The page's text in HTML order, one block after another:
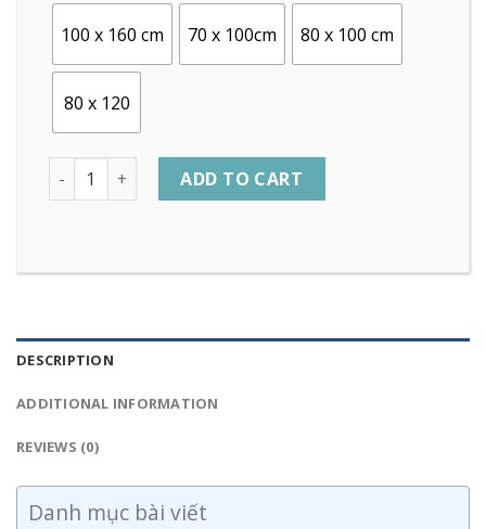
100 x 160 cm 70 x 100cm 80 x 100 cm
80 x 120
Quantity ADD TO CART
DESCRIPTION
ADDITIONAL INFORMATION
REVIEWS (0)
Danh mục bài viết